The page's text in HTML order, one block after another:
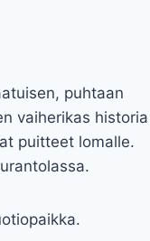
puhtaan
vaiherikas historia
puitteet lomalle.